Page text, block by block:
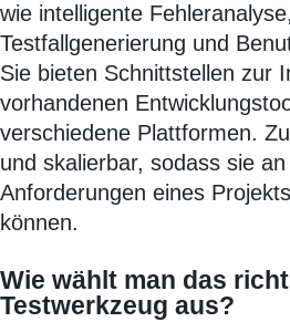
wie intelligente
Testfallgenerierung und
Sie bieten Schnittstellen zur
vorhandenen
verschiedene Plattformen.
und skalierbar, sodass sie
Anforderungen eines
können.
Wie wählt man das
Testwerkzeug aus?